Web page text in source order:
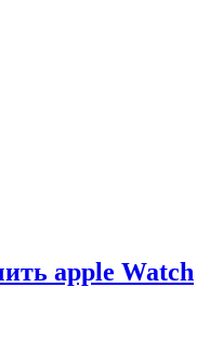
apple Watch